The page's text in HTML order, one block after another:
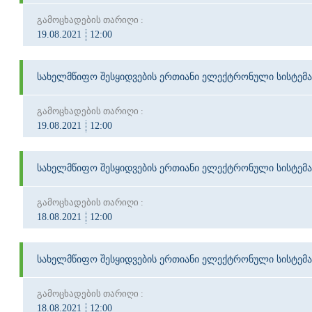
გამოცხადების თარიღი :
19.08.2021
12:00
სახელმწიფო შესყიდვების ერთიანი ელექტრონული სისტემა
გამოცხადების თარიღი :
19.08.2021
12:00
სახელმწიფო შესყიდვების ერთიანი ელექტრონული სისტემა
გამოცხადების თარიღი :
18.08.2021
12:00
სახელმწიფო შესყიდვების ერთიანი ელექტრონული სისტემა
გამოცხადების თარიღი :
18.08.2021
12:00